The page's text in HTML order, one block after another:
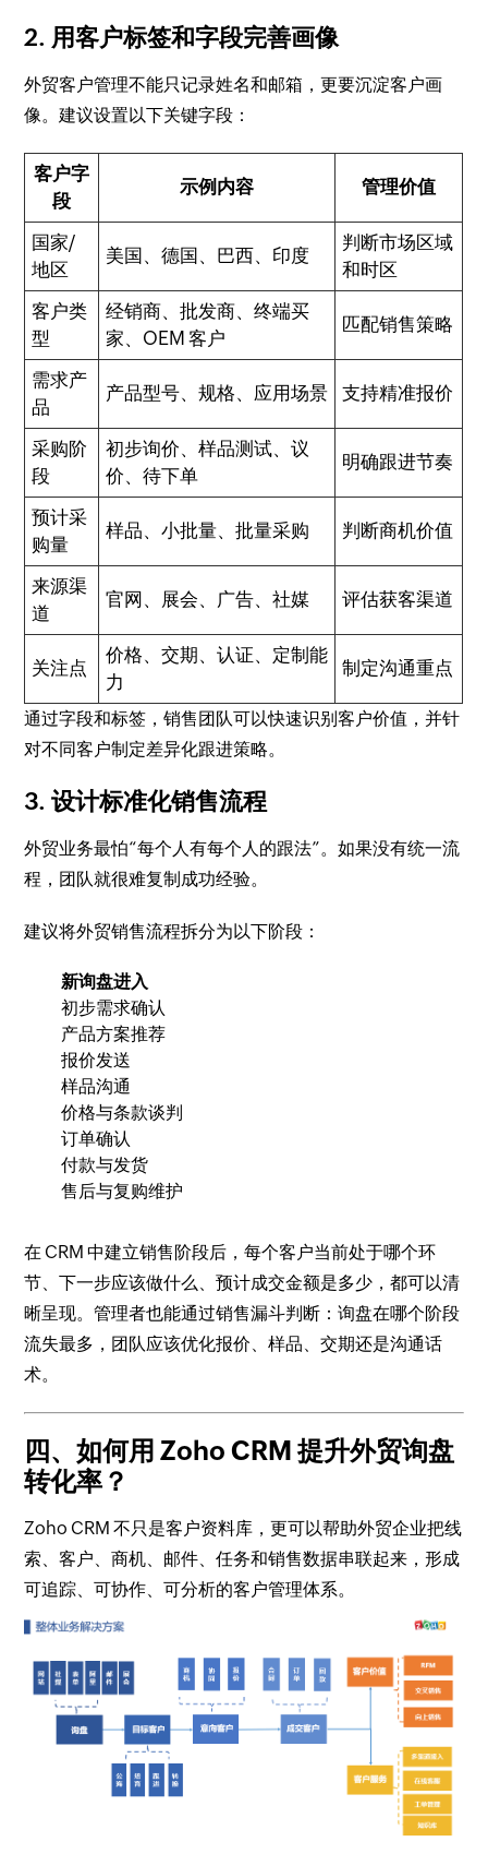
2. 用客户标签和字段完善画像
外贸客户管理不能只记录姓名和邮箱，更要沉淀客户画
像。建议设置以下关键字段：
客户字
段
示例内容 管理价值
国家/
地区
美国、德国、巴西、印度
判断市场区域
和时区
客户类
型
经销商、批发商、终端买
家、OEM 客户
匹配销售策略
需求产
品
产品型号、规格、应用场景 支持精准报价
采购阶
段
初步询价、样品测试、议
价、待下单
明确跟进节奏
预计采
购量
样品、小批量、批量采购 判断商机价值
来源渠
道
官网、展会、广告、社媒 评估获客渠道
关注点
价格、交期、认证、定制能
力
制定沟通重点
通过字段和标签，销售团队可以快速识别客户价值，并针
对不同客户制定差异化跟进策略。
3. 设计标准化销售流程
外贸业务最怕“每个人有每个人的跟法”。如果没有统一流
程，团队就很难复制成功经验。
建议将外贸销售流程拆分为以下阶段：
新询盘进入
初步需求确认
产品方案推荐
报价发送
样品沟通
价格与条款谈判
订单确认
付款与发货
售后与复购维护
在 CRM 中建立销售阶段后，每个客户当前处于哪个环
节、下一步应该做什么、预计成交金额是多少，都可以清
晰呈现。管理者也能通过销售漏斗判断：询盘在哪个阶段
流失最多，团队应该优化报价、样品、交期还是沟通话
术。
四、如何用 Zoho CRM 提升外贸询盘
转化率？
Zoho CRM 不只是客户资料库，更可以帮助外贸企业把线
索、客户、商机、邮件、任务和销售数据串联起来，形成
可追踪、可协作、可分析的客户管理体系。